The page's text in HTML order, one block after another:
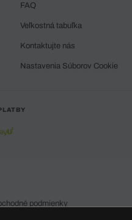
FAQ
Veľkostná tabuľka
Kontaktujte nás
Nastavenia Súborov Cookie
podmienky